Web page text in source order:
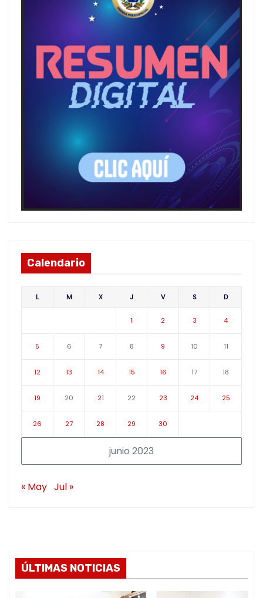
Calendario
junio 2023
L M X J V S D
1 2 3 4
5 6 7 8 9 10 11
12 13 14 15 16 17 18
19 20 21 22 23 24 25
26 27 28 29 30
« May Jul »
ÚLTIMAS NOTICIAS